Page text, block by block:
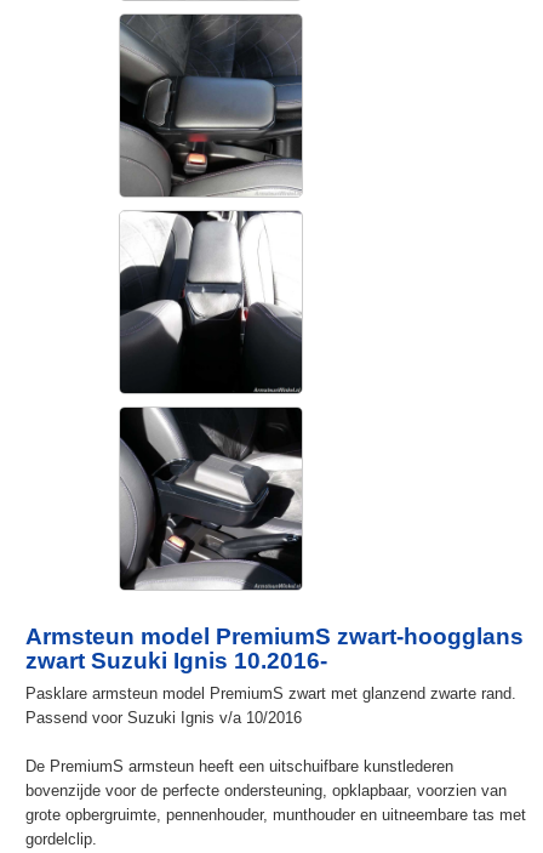
Armsteun model PremiumS zwart-hoogglans
zwart Suzuki Ignis 10.2016-
Pasklare armsteun model PremiumS zwart met glanzend zwarte rand.
Passend voor Suzuki Ignis v/a 10/2016
De PremiumS armsteun heeft een uitschuifbare kunstlederen
bovenzijde voor de perfecte ondersteuning, opklapbaar, voorzien van
grote opbergruimte, pennenhouder, munthouder en uitneembare tas met
gordelclip.